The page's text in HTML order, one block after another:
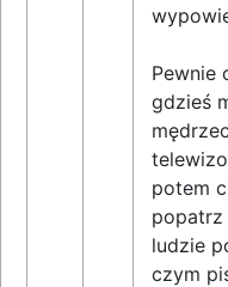
Pewnie
gdzieś
potem
ludzie
czym